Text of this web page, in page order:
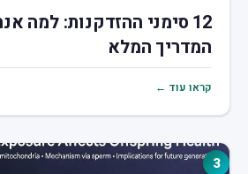
12 סימני ההזדקנות: למה
המדריך המלא
קראו עוד ←
3